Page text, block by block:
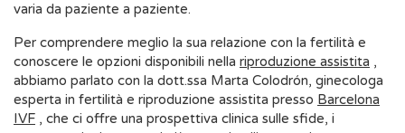
varia da paziente a paziente.
Per comprendere meglio la sua relazione con la fertilità e
conoscere le opzioni disponibili nella riproduzione assistita ,
abbiamo parlato con la dott.ssa Marta Colodrón, ginecologa
esperta in fertilità e riproduzione assistita presso Barcelona
IVF , che ci offre una prospettiva clinica sulle sfide, i